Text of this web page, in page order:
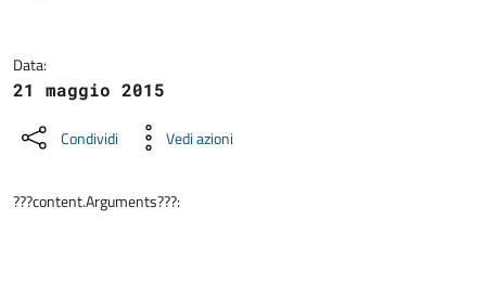
Data:
21 maggio 2015
Condividi Vedi azioni
???content.Arguments???: